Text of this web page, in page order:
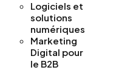
Logiciels et
solutions
numériques
Marketing
Digital pour
le B2B